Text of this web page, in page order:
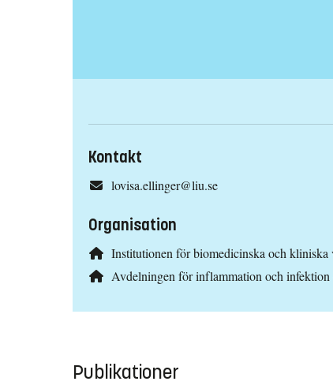
Kontakt
lovisa.ellinger@liu.se
Organisation
Institutionen för biomedicinska och
Avdelningen för inflammation och
Publikationer